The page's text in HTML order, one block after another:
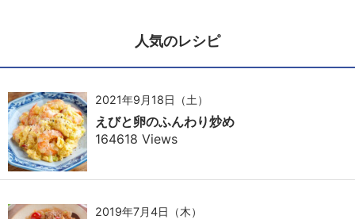
人気のレシピ
2021年9月18日（土）
えびと卵のふんわり炒め
164618 Views
2019年7月4日（木）